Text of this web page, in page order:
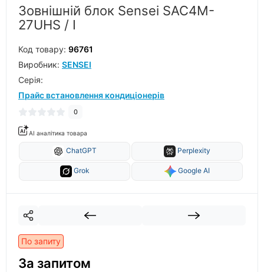
Зовнішній блок Sensei SAC4M-
27UHS / I
Код товару: 96761
Виробник: SENSEI
Серiя:
Прайс встановлення кондиціонерів
0
AI аналітика товара
ChatGPT Perplexity
Grok Google AI
По запиту
За запитом